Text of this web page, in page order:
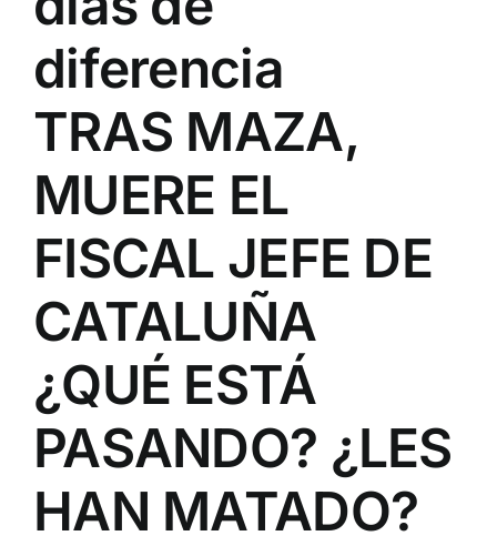
diferencia
TRAS MAZA,
MUERE EL
FISCAL JEFE DE
CATALUÑA
¿QUÉ ESTÁ
PASANDO? ¿LES
HAN MATADO?